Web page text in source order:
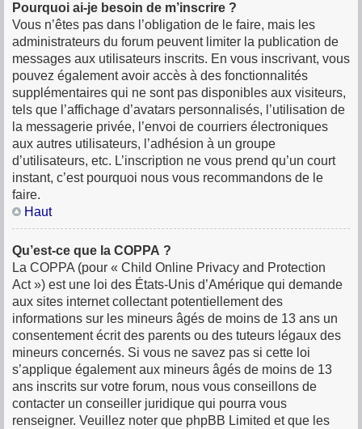
Pourquoi ai-je besoin de m’inscrire ?
Vous n’êtes pas dans l’obligation de le faire, mais les
administrateurs du forum peuvent limiter la publication de
messages aux utilisateurs inscrits. En vous inscrivant, vous
pouvez également avoir accès à des fonctionnalités
supplémentaires qui ne sont pas disponibles aux visiteurs,
tels que l’affichage d’avatars personnalisés, l’utilisation de
la messagerie privée, l’envoi de courriers électroniques
aux autres utilisateurs, l’adhésion à un groupe
d’utilisateurs, etc. L’inscription ne vous prend qu’un court
instant, c’est pourquoi nous vous recommandons de le
faire.
Haut
Qu’est-ce que la COPPA ?
La COPPA (pour « Child Online Privacy and Protection
Act ») est une loi des États-Unis d’Amérique qui demande
aux sites internet collectant potentiellement des
informations sur les mineurs âgés de moins de 13 ans un
consentement écrit des parents ou des tuteurs légaux des
mineurs concernés. Si vous ne savez pas si cette loi
s’applique également aux mineurs âgés de moins de 13
ans inscrits sur votre forum, nous vous conseillons de
contacter un conseiller juridique qui pourra vous
renseigner. Veuillez noter que phpBB Limited et que les